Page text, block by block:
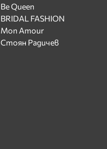
Be Queen
BRIDAL FASHION
Mon Amour
Стоян Радичев